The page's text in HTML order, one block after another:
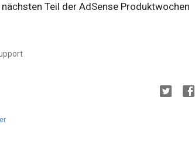
Teil der AdSense Produktwochen